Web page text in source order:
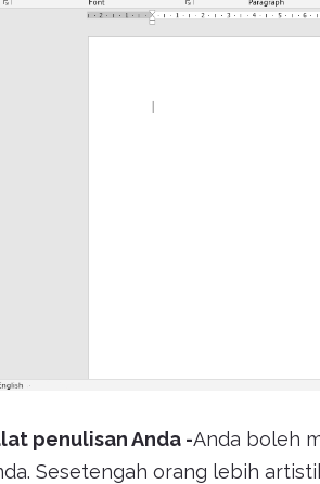
penulisan Anda -Anda boleh
Sesetengah orang lebih